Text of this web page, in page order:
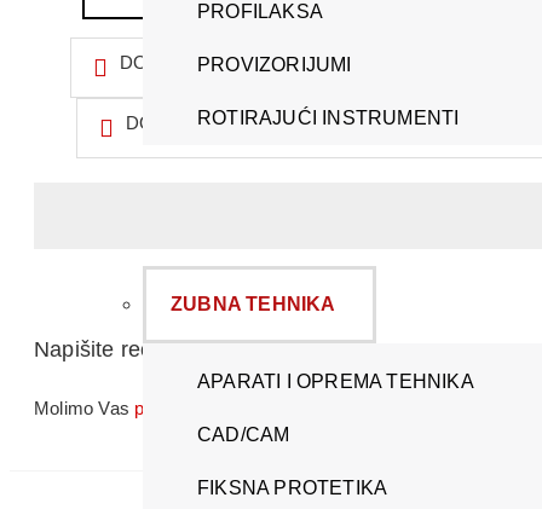
PROFILAKSA
PROVIZORIJUMI
ROTIRAJUĆI INSTRUMENTI
ZUBNA TEHNIKA
APARATI I OPREMA TEHNIKA
CAD/CAM
FIKSNA PROTETIKA
DODAJ U LISTU ŽELJA
DODAJ ZA POREĐENJE
Napišite recenziju
Molimo Vas prijavite se